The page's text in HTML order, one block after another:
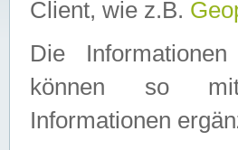
Client, wie z.B.
Die
können so mit
Informationen